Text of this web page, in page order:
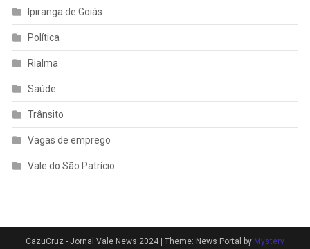
Ipiranga de Goiás
Política
Rialma
Saúde
Trânsito
Vagas de emprego
Vale do São Patrício
CazuCruz - Jornal Vale News 2024 | Theme: News Portal by Mystery